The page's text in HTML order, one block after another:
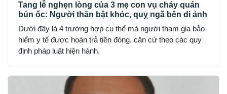
Tang lễ nghẹn lòng của 3 mẹ con vụ cháy quán
bún ốc: Người thân bật khóc, quỵ ngã bên di ảnh
Dưới đây là 4 trường hợp cụ thể mà người tham gia bảo
hiểm y tế được hoàn trả tiền đóng, căn cứ theo các quy
định pháp luật hiện hành.